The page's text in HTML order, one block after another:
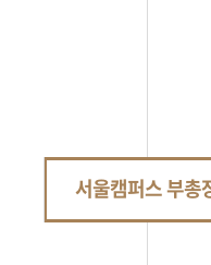
서울캠퍼스 부총